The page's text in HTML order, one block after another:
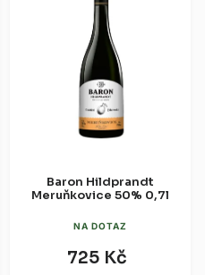
Baron Hildprandt
Meruňkovice 50% 0,7l
NA DOTAZ
725 Kč